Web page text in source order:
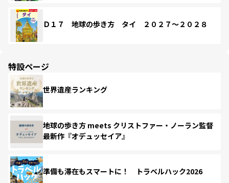
Ｄ１７ 地球の歩き方 タイ ２０２７～２０２８
特設ページ
世界遺産ランキング
地球の歩き方 meets クリストファー・ノーラン監督
最新作『オデュッセイア』
準備も滞在もスマートに！ トラベルハック2026